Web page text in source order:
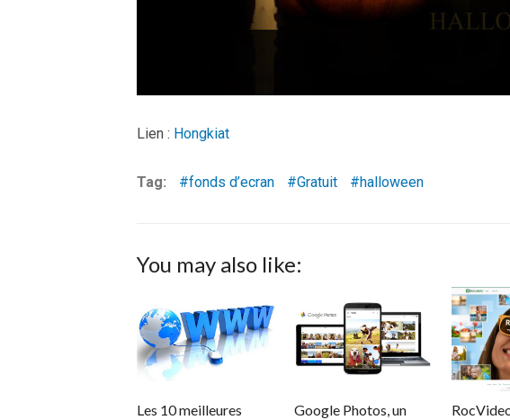
Lien : Hongkiat
Tag: fonds d’ecran Gratuit halloween
You may also like:
Les 10 meilleures
Google Photos, un